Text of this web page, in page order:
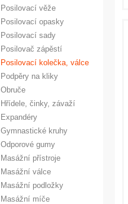
Posilovací věže
Posilovací opasky
Posilovací sady
Posilovač zápěstí
Posilovací kolečka, válce
Podpěry na kliky
Obruče
Hřídele, činky, závaží
Expandéry
Gymnastické kruhy
Odporové gumy
Masážní přístroje
Masážní válce
Masážní podložky
Masážní míče